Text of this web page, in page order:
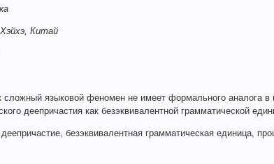
Китай
сложный языковой феномен не имеет формального аналога
деепричастия как безэквивалентной грамматической
безэквивалентная грамматическая единица,